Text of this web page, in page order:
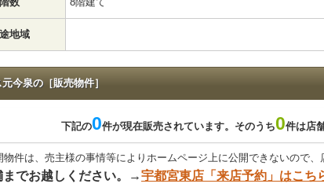
地域
今泉の［販売物件］
下記の0件が現在販売されています。そのうち0件は店
件は、売主様の事情等によりホームページ上に公開できないので、
までお越しください。→宇都宮東店「来店予約」はこち